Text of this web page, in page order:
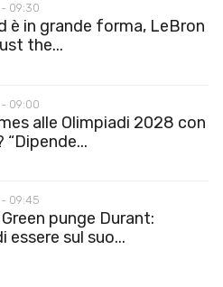
09:30
è in grande forma, LeBron
the...
09:00
alle Olimpiadi 2028 con
“Dipende...
09:45
punge Durant:
essere sul suo...